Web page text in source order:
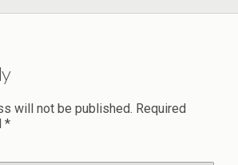
will not be published. Required
*